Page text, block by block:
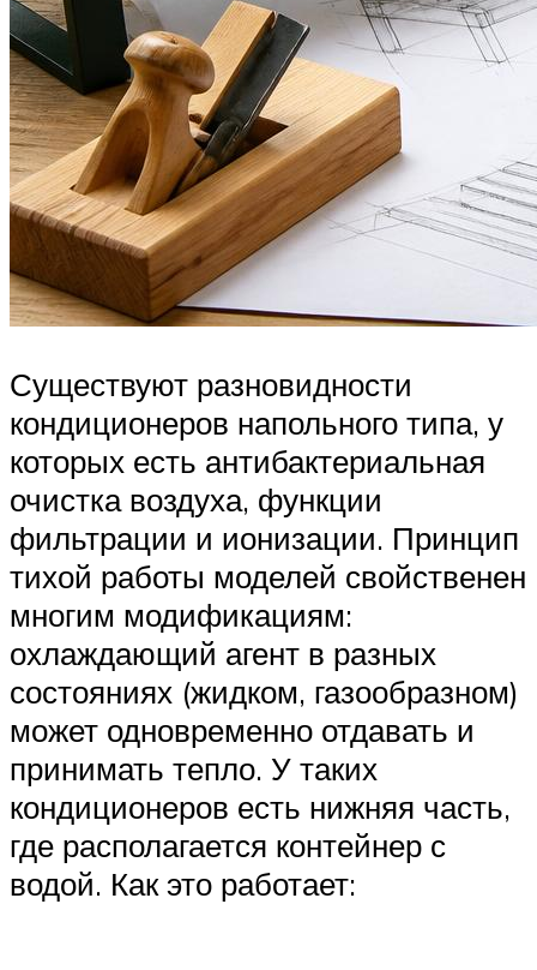
Существуют разновидности
кондиционеров напольного типа, у
которых есть антибактериальная
очистка воздуха, функции
фильтрации и ионизации. Принцип
тихой работы моделей свойственен
многим модификациям:
охлаждающий агент в разных
состояниях (жидком, газообразном)
может одновременно отдавать и
принимать тепло. У таких
кондиционеров есть нижняя часть,
где располагается контейнер с
водой. Как это работает: